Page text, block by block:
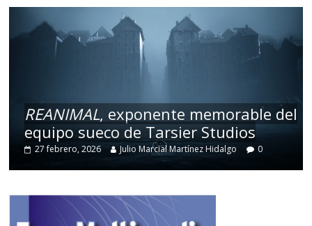
REANIMAL, exponente memorable del
equipo sueco de Tarsier Studios
27 febrero, 2026 Julio Marcial Martínez Hidalgo 0